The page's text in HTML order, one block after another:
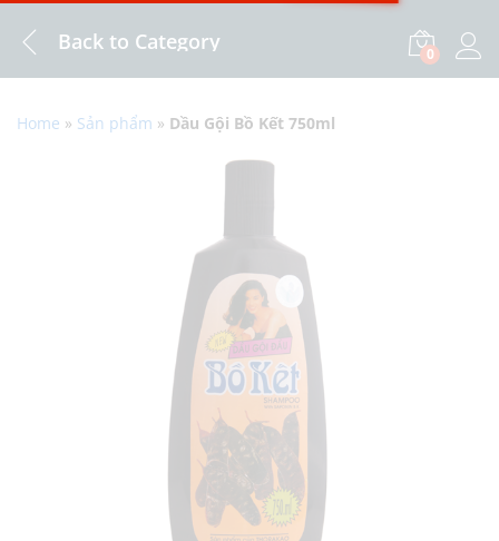
Back to Category 0
Home » Sản phẩm » Dầu Gội Bồ Kết 750ml